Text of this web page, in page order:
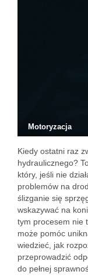
Motoryzacja
Kiedy ostatni raz
hydraulicznego?
który, jeśli nie
problemów na
ślizganie się
wskazywać na
tym procesem nie
może pomóc
wiedzieć, jak
przeprowadzić
do pełnej